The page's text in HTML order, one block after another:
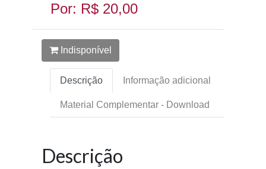
Por: R$ 20,00
Indisponível
Descrição Informação adicional
Material Complementar - Download
Descrição